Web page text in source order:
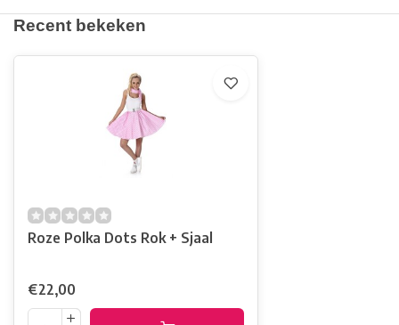
Recent bekeken
Roze Polka Dots Rok + Sjaal
€22,00